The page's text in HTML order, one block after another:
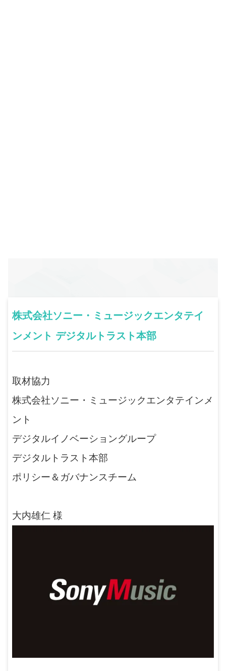
株式会社ソニー・ミュージックエンタテイ
ンメント デジタルトラスト本部
取材協力
株式会社ソニー・ミュージックエンタテインメ
ント
デジタルイノベーショングループ
デジタルトラスト本部
ポリシー＆ガバナンスチーム
大内雄仁 様